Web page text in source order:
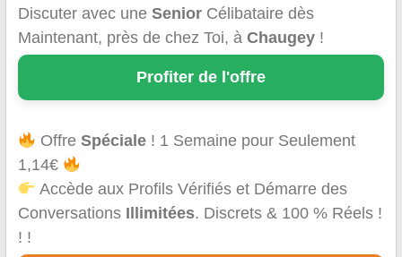
Discuter avec une SeniorCélibataire dès
Maintenant, près de chez Toi, à Chaugey!
Profiter de l'offre
OffreSpéciale ! 1 Semaine pour Seulement
1,14€
Accède aux Profils Vérifiés et Démarre des
Conversations Illimitées. Discrets & 100 % Réels !
! !